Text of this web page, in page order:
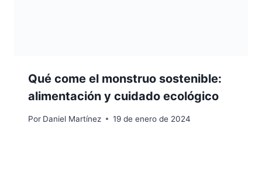
Qué come el monstruo sostenible:
alimentación y cuidado ecológico
Por Daniel Martínez 19 de enero de 2024